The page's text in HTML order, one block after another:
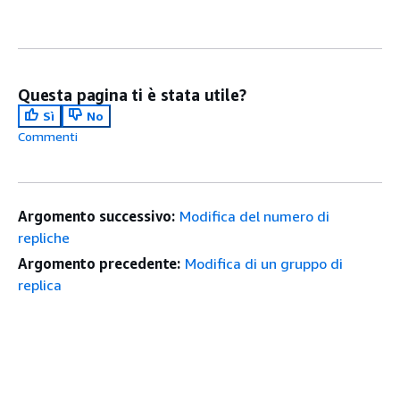
Questa pagina ti è stata utile?
Sì
No
Commenti
Argomento successivo: Modifica del numero di
repliche
Argomento precedente: Modifica di un gruppo di
replica